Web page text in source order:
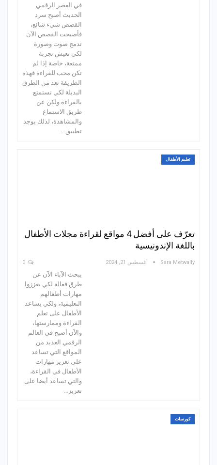
في العصر الرقمي
الحديث أصبح سرد
القصص شيء شائع،
فأصبحت القصص الآن
تدمج صوت وصورة
لكي تعيش تجربة
ممتعة، خاصة إذا لم
تكن محب للقراءة فهذه
الطريقة تعد من الطرق
البديلة لكي تستمتع
بالقراءة ولكن عن
طريق الاستماع
والمشاهدة، لذلك يوجد
تطبيق…
تعليم الأطفال
تعرّف على أفضل 4 مواقع لقراءة مجلات الأطفال
باللغة الإندونيسية
Sara Metwally أغسطس 21, 2024
يبحث الآباء الآن عن
طرق فعالة لكي يعززوا
مهارات أطفالهم
التعليمية، ولكي يساعد
الأطفال على تعلم
القراءة وممارستها،
والآن أصبح في العالم
الرقمي العديد من
المواقع التي تساعد
على تعزيز مهارات
الأطفال في القراءة،
والتي تساعد أيضا على
تعزيز…
كورسات